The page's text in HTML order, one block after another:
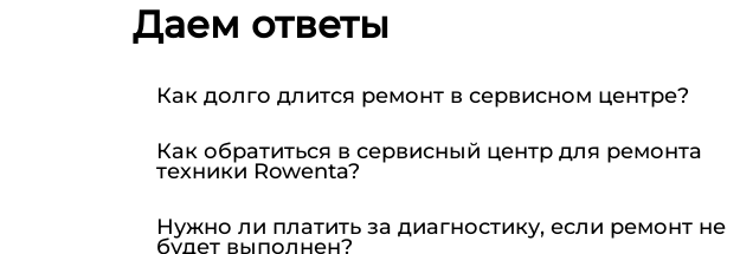
Даем ответы
Как долго длится ремонт в сервисном центре?
Как обратиться в сервисный центр для ремонта
техники Rowenta?
Нужно ли платить за диагностику, если ремонт не
будет выполнен?